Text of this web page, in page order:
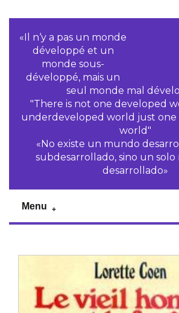
«Il n‘y a pas un monde
développé et un
monde sous-
développé, mais un
seul monde mal
"There is not one developed
underdeveloped world just one
world"
«No existe un mundo
subdesarrollado, sino un solo
desarrollado»
Menu